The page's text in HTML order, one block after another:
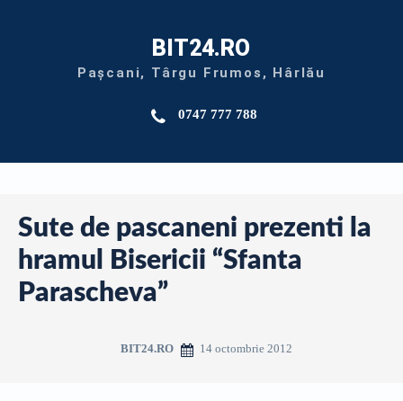
BIT24.RO
Pașcani, Târgu Frumos, Hârlău
0747 777 788
Sute de pascaneni prezenti la
hramul Bisericii “Sfanta
Parascheva”
BIT24.RO 14 octombrie 2012